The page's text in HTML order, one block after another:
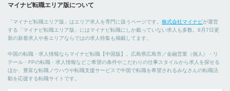
マイナビ転職エリア版について
「マイナビ転職エリア版」はエリア求人を専門に扱うページです。 株式会社マイナビが運営
する「マイナビ転職エリア版」にはマイナビ転職にしか載っていない求人も多数。8月7日更
新の新着求人や各エリアならではの求人特集も掲載してます。
中国の転職・求人情報ならマイナビ転職【中国版】。広島県広島市／金融営業（個人）・リ
テール・FPの転職・求人情報などご希望の条件やこだわりの仕事スタイルから求人を探せる
ほか、豊富な転職ノウハウや転職支援サービスで中国で転職を希望されるみなさんの転職活
動を応援する転職サイトです。